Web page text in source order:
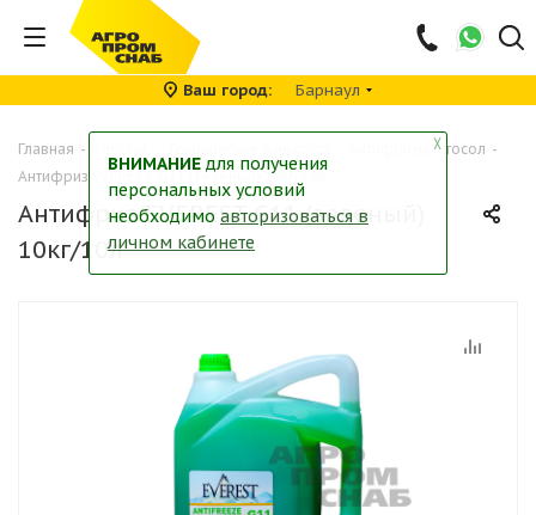
Ваш город Барнаул
Главная - Антифризы и тосол -
Антифриз EVEREST G11 (зеленый) 10кг/10л
Антифриз EVEREST G11 (зеленый)
10кг/10л
╳
ВНИМАНИЕ для получения
персональных условий
необходимо авторизоваться в
личном кабинете